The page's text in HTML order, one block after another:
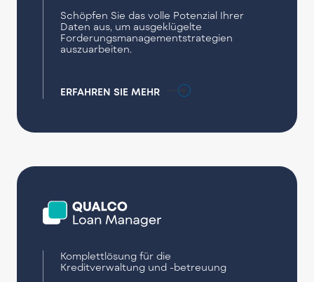
Schöpfen Sie das volle Potenzial Ihrer
Daten aus, um ausgeklügelte
Forderungsmanagementstrategien
auszuarbeiten.
ERFAHREN SIE MEHR
Komplettlösung für die
Kreditverwaltung und -betreuung